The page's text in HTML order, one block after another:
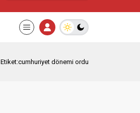
Etiket:cumhuriyet dönemi ordu